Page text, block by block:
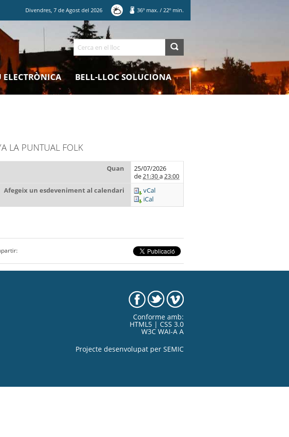
Divendres,7 deAgost del2026 36º max. / 22º min.
Cerca
ELECTRÒNICA BELL-LLOC SOLUCIONA
LA PUNTUAL FOLK
Quan
25/07/2026
de21:30 a23:00
Afegeix un esdeveniment al calendari
vCal
iCal
Conforme amb:
HTML5 | CSS 3.0
W3C WAI-A A
Projecte desenvolupat per SEMIC